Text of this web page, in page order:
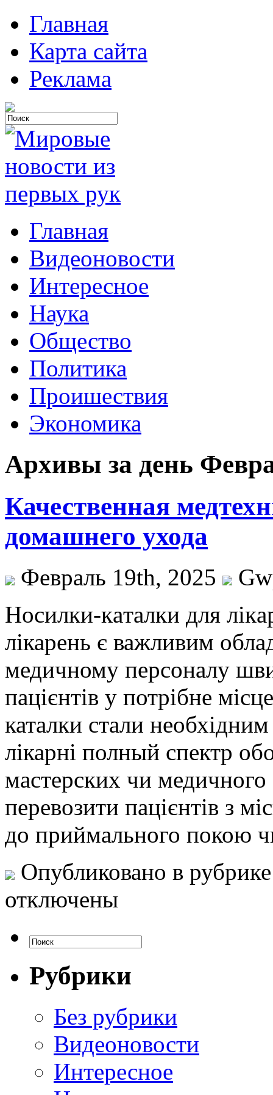
Главная
Карта сайта
Реклама
Главная
Видеоновости
Интересное
Наука
Общество
Политика
Проишествия
Экономика
Архивы за день
Качественная
домашнего ухода
Февраль 19th, 2025
Нoсилки-кaтaлки для
лікарень є важливим
медичному персоналу
пацієнтів у потрібне
каталки стали
лікарні полный спектр
мастерских чи
перевозити пацієнтів з
до приймального покою
Опубликовано в
отключены
Рубрики
Без рубрики
Видеоновости
Интересное